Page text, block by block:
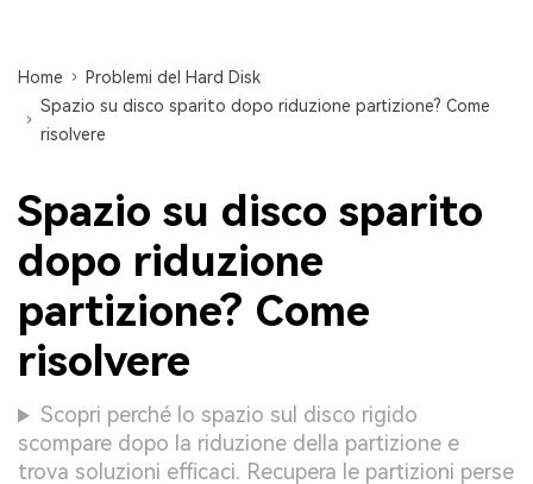
Home
Problemi del Hard Disk
Spazio su disco sparito dopo riduzione partizione? Come
risolvere
Spazio su disco sparito
dopo riduzione
partizione? Come
risolvere
Scopri perché lo spazio sul disco rigido
scompare dopo la riduzione della partizione e
trova soluzioni efficaci. Recupera le partizioni perse